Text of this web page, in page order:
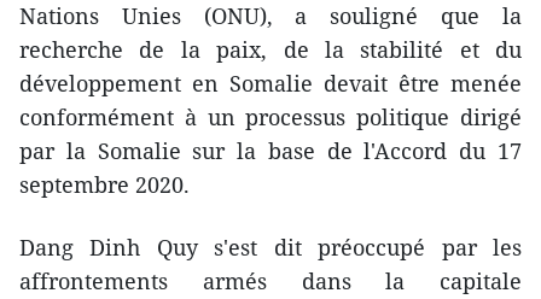
Nations Unies (ONU), a souligné que la
recherche de la paix, de la stabilité et du
développement en Somalie devait être menée
conformément à un processus politique dirigé
par la Somalie sur la base de l'Accord du 17
septembre 2020.
Dang Dinh Quy s'est dit préoccupé par les
affrontements armés dans la capitale